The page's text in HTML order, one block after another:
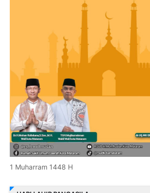
1 Muharram 1448 H